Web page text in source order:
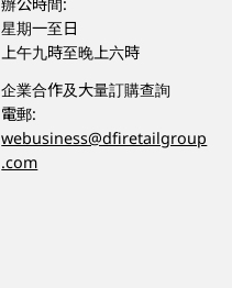
星期一至日
上午九時至晚上六時
企業合作及大量訂購查詢
電郵:
webusiness@dfiretailgroup
.com